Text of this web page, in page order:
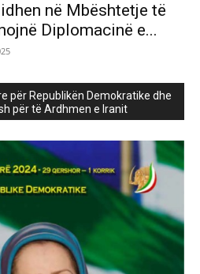
në Mbështetje të
Diplomacinë e...
për Republikën Demokratike dhe
për të Ardhmen e Iranit